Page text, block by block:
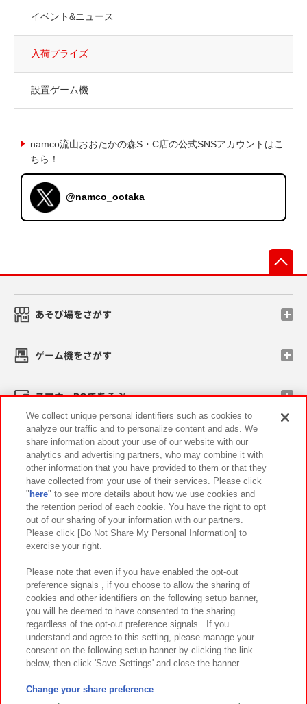
イベント&ニュース
入荷プライズ
設置ゲーム機
namco流山おおたかの森S・C店の公式SNSアカウントはこ
ちら！
@namco_ootaka
あそび場をさがす
ゲーム機をさがす
スマホ・PCであそぶ
イベント・キャンペーン
関連会社 サステナビリティ サイトポリシー
プライバシーポリシー ウェブアクセシビリティ方針と検証結果
お取引先さまとともに
カスタマーハラスメント対応方針 よくあるご質問・お問い合わせ
©Bandai Namco Amusement Inc.
©Bandai Namco Amusement Lab Inc.
We collect unique personal identifiers such as cookies to
analyze our traffic and to personalize content and ads. We
share information about your use of our website with our
analytics and advertising partners, who may combine it with
other information that you have provided to them or that they
have collected from your use of their services. Please click
" here" to see more details about how we use cookies and
the retention period of each cookie. You have the right to opt
out of our sharing of your information with our partners.
Please click [Do Not Share My Personal Information] to
exercise your right.
Please note that even if you have enabled the opt-out
preference signals , if you choose to allow the sharing of
cookies and other identifiers on the following setup banner,
you will be deemed to have consented to the sharing
regardless of the opt-out preference signals . If you
understand and agree to this setting, please manage your
consent on the following setup banner by clicking the link
below, then click 'Save Settings' and close the banner.
Change your share preference